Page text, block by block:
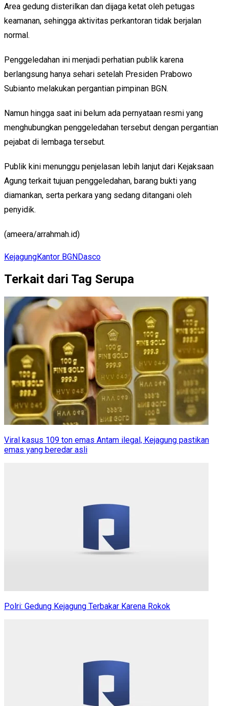
Area gedung disterilkan dan dijaga ketat oleh petugas
keamanan, sehingga aktivitas perkantoran tidak berjalan
normal.
Penggeledahan ini menjadi perhatian publik karena
berlangsung hanya sehari setelah Presiden Prabowo
Subianto melakukan pergantian pimpinan BGN.
Namun hingga saat ini belum ada pernyataan resmi yang
menghubungkan penggeledahan tersebut dengan pergantian
pejabat di lembaga tersebut.
Publik kini menunggu penjelasan lebih lanjut dari Kejaksaan
Agung terkait tujuan penggeledahan, barang bukti yang
diamankan, serta perkara yang sedang ditangani oleh
penyidik.
(ameera/arrahmah.id)
KejagungKantor BGNDasco
Terkait dari Tag Serupa
Viral kasus 109 ton emas Antam ilegal, Kejagung pastikan
emas yang beredar asli
Polri: Gedung Kejagung Terbakar Karena Rokok